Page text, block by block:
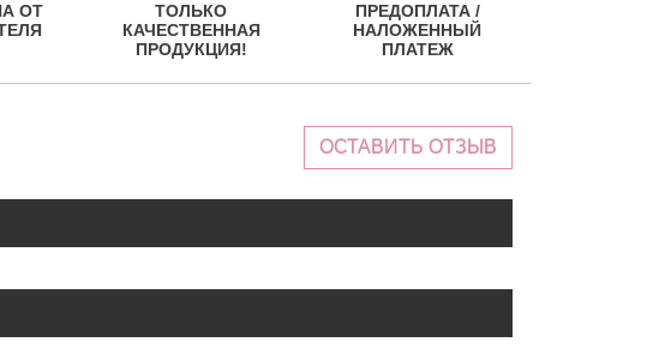
ОТ
ТОЛЬКО
КАЧЕСТВЕННАЯ
ПРОДУКЦИЯ!
ПРЕДОПЛАТА /
НАЛОЖЕННЫЙ
ПЛАТЕЖ
ОСТАВИТЬ ОТЗЫВ